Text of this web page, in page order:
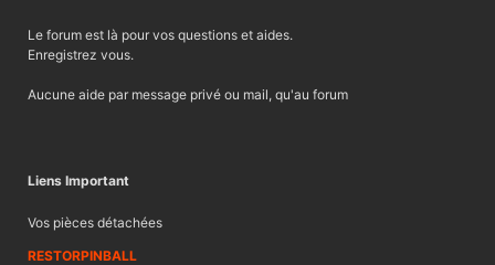
Le forum est là pour vos questions et aides.
Enregistrez vous.
Aucune aide par message privé ou mail, qu'au forum
Liens Important
Vos pièces détachées
RESTORPINBALL